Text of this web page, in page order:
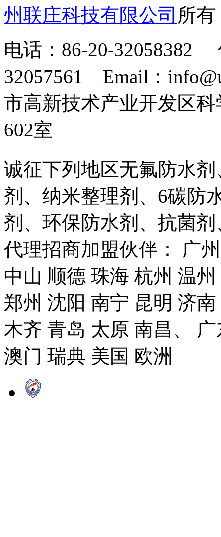
州联庄科技有限公司 所
电话：86-20-32058382
32057561 Email：
市高新技术产业开发区
602室
诚征下列地区无氟防水
剂、纳米整理剂、6碳防
剂、环保防水剂、抗菌
代理招商加盟伙伴： 广
中山 顺德 珠海 杭州 温
郑州 沈阳 南宁 昆明 济
木齐 青岛 太原 南昌、
澳门 瑞典 美国 欧洲